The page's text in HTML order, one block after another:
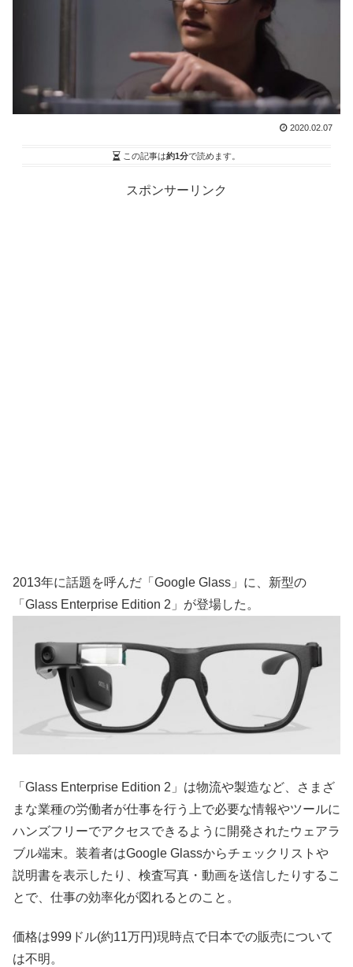
2020.02.07
この記事は約1分で読めます。
スポンサーリンク
2013年に話題を呼んだ「Google Glass」に、新型の
「Glass Enterprise Edition 2」が登場した。
「Glass Enterprise Edition 2」は物流や製造など、さまざ
まな業種の労働者が仕事を行う上で必要な情報やツールに
ハンズフリーでアクセスできるように開発されたウェアラ
ブル端末。装着者はGoogle Glassからチェックリストや
説明書を表示したり、検査写真・動画を送信したりするこ
とで、仕事の効率化が図れるとのこと。
価格は999ドル(約11万円)現時点で日本での販売について
は不明。